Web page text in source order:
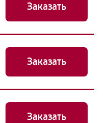
Заказать
Заказать
Заказать